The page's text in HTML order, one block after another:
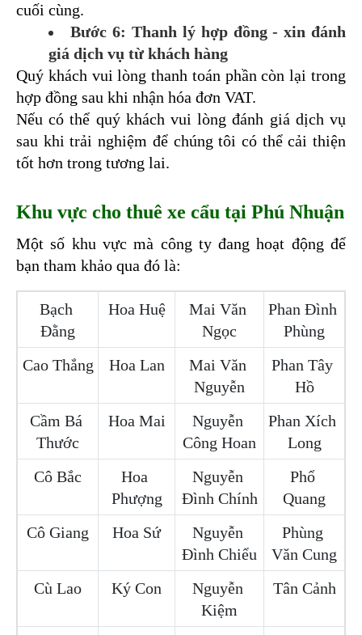
cuối cùng.
Bước 6: Thanh lý hợp đồng - xin đánh
giá dịch vụ từ khách hàng
Quý khách vui lòng thanh toán phần còn lại trong
hợp đồng sau khi nhận hóa đơn VAT.
Nếu có thể quý khách vui lòng đánh giá dịch vụ
sau khi trải nghiệm để chúng tôi có thể cải thiện
tốt hơn trong tương lai.
Khu vực cho thuê xe cẩu tại Phú Nhuận
Một số khu vực mà công ty đang hoạt động để
bạn tham khảo qua đó là:
Bạch
Đằng
Hoa Huệ
Mai Văn
Ngọc
Phan Đình
Phùng
Cao Thắng
Hoa Lan
Mai Văn
Nguyễn
Phan Tây
Hồ
Cầm Bá
Thước
Hoa Mai
Nguyễn
Công Hoan
Phan Xích
Long
Cô Bắc
Hoa
Phượng
Nguyễn
Đình Chính
Phổ
Quang
Cô Giang
Hoa Sứ
Nguyễn
Đình Chiểu
Phùng
Văn Cung
Cù Lao
Ký Con
Nguyễn
Kiệm
Tân Cảnh